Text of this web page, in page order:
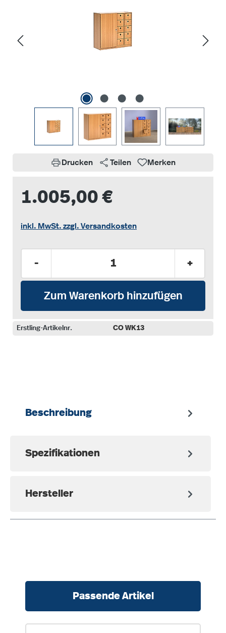
Drucken Teilen Merken
1.005,00 €
inkl. MwSt. zzgl. Versandkosten
- +
Zum Warenkorb hinzufügen
Erstling-Artikelnr. CO WK13
Beschreibung
Spezifikationen
Hersteller
Passende Artikel